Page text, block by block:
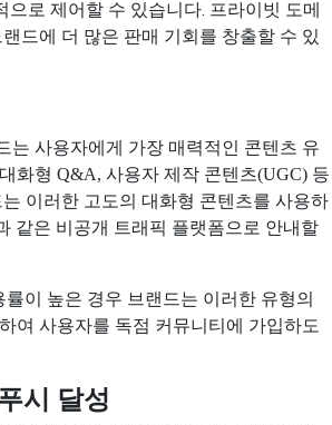
로 제어할 수 있습니다. 프라이빗 도메
드에 더 많은 판매 기회를 창출할 수 있
는 사용자에게 가장 매력적인 콘텐츠 유
화형 Q&A, 사용자 제작 콘텐츠(UGC) 등
이러한 고도의 대화형 콘텐츠를 사용하
같은 비공개 트래픽 플랫폼으로 안내할
이 높은 경우 브랜드는 이러한 유형의
여 사용자를 독점 커뮤니티에 가입하도
시 달성